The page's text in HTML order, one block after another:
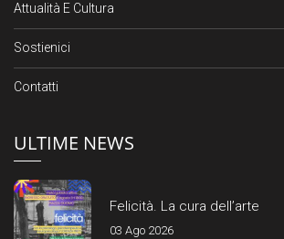
Attualità E Cultura
Sostienici
Contatti
ULTIME NEWS
Felicità. La cura dell’arte
03 Ago 2026